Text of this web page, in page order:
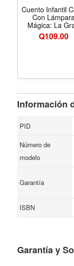
Cuento Infantil
Con
Mágica: La
Aventura Del
Tigre Tapa Dura
Q109.00
Información
PID
Número de
modelo
Garantía
ISBN
Garantía y